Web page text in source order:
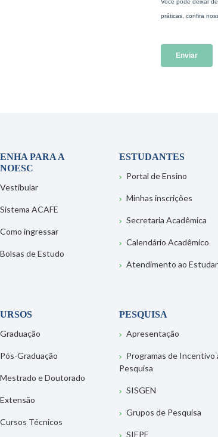
PARA A
Vestibular
Sistema ACAFE
Como ingressar
Bolsas de Estudo
ESTUDANTES
Portal de Ensino
Minhas inscrições
Secretaria Acadêmica
Calendário Acadêmico
Atendimento ao
Graduação
Pós-Graduação
Mestrado e Doutorado
Extensão
Cursos Técnicos
PESQUISA
Apresentação
Programas de Incentivo
Pesquisa
SISGEN
Grupos de Pesquisa
SIEPE